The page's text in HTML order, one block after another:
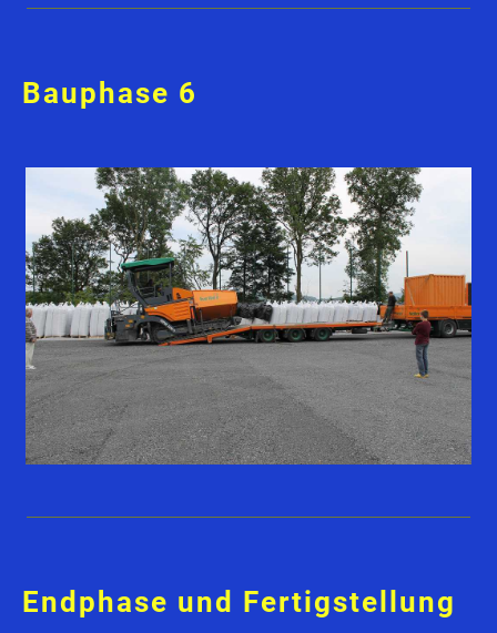
Bauphase 6
Endphase und Fertigstellung